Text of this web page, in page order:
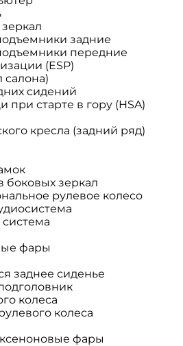
задние
передние
(ESP)
салона)
сидений
старте в гору (HSA)
кресла (задний ряд)
боковых зеркал
рулевое колесо
фары
заднее сиденье
колеса
колеса
фары